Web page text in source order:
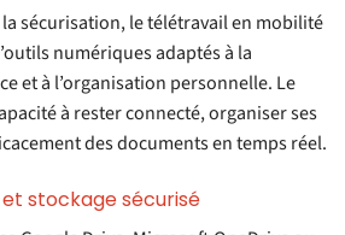
sécurisation, le télétravail en mobilité
numériques adaptés à la
et à l’organisation personnelle. Le
à rester connecté, organiser ses
des documents en temps réel.
stockage sécurisé